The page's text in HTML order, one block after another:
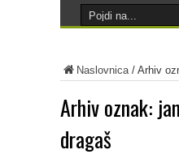
Naslovnica/ Arhiv
Arhiv oznak:
dragaš